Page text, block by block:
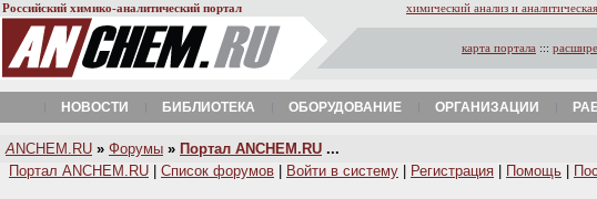
Российский химико-аналитический портал химический анализ и
карта портала :::
НОВОСТИ БИБЛИОТЕКА ОБОРУДОВАНИЕ ОРГАНИЗАЦИИ
A NCHEM.RU » Форумы » Портал ANCHEM.RU ...
Портал ANCHEM.RU
Список форумов Войти в систему Регистрация Помощь